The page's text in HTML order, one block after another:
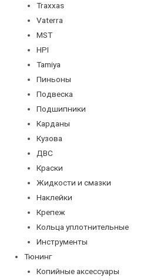
Traxxas
Vaterra
MST
HPI
Tamiya
Пиньоны
Подвеска
Подшипники
Карданы
Кузова
ДВС
Краски
Жидкости и смазки
Наклейки
Крепеж
Кольца уплотнительные
Инструменты
Тюнинг
Копийные аксессуары